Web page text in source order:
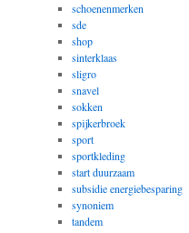
schoenenmerken
sde
shop
sinterklaas
sligro
snavel
sokken
spijkerbroek
sport
sportkleding
start duurzaam
subsidie energiebesparing
synoniem
tandem